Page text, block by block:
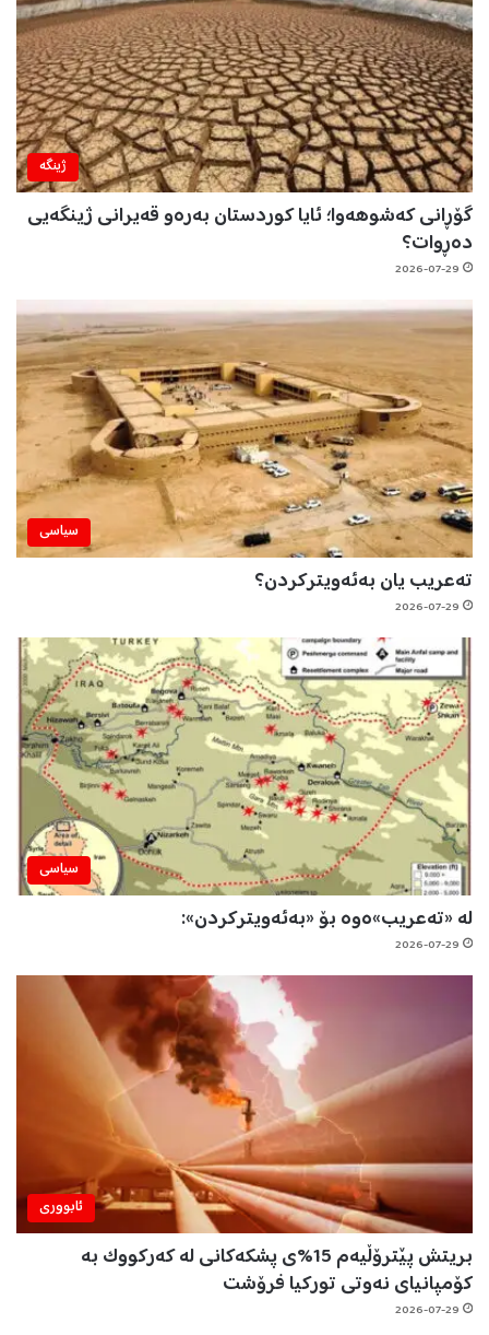
ژینگه‌
گۆڕانی کەشوهەوا؛ ئایا کوردستان بەرەو قەیرانی ژینگەیی
دەڕوات؟
2026-07-29
سیاسی
تەعریب یان بەئەویترکردن؟
2026-07-29
سیاسی
لە «تەعریب»ەوە بۆ «بەئەویترکردن»:
2026-07-29
ئابووری
بریتش پێترۆڵیەم 15%ی پشکەکانی لە کەرکووک بە
کۆمپانیای نەوتی تورکیا فرۆشت
2026-07-29